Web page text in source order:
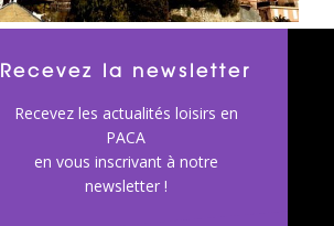
Recevez la newsletter
Recevez les actualités loisirs en
PACA
en vous inscrivant à notre
newsletter !